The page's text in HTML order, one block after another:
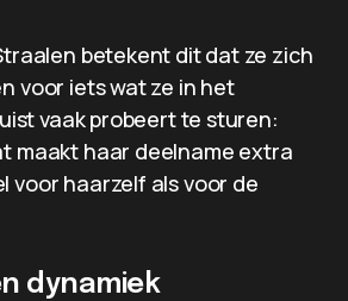
betekent dit dat ze zich
voor iets wat ze in het
vaak probeert te sturen:
maakt haar deelname extra
voor haarzelf als voor de
dynamiek